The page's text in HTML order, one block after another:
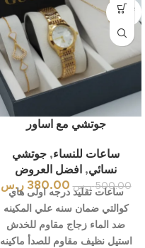
بيعت كل
جوتشي مع اساور
ساعات للنساء, جوتشي
نسائي, افضل العروض
500.00 ر.س 380.00 ر.س
ساعات تقليد درجه اولى هاي
كوالتي ضمان سنه علي المكينه
ضد الماء زجاج مقاوم للخدش
استيل نظيف مقاوم للصدأ ماكينه